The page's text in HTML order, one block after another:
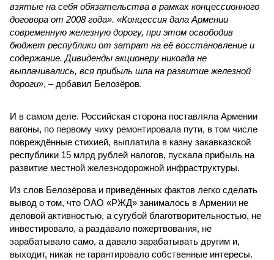
взятые на себя обязательства в рамках концессионного
договора от 2008 года». «Концессия дала Армении
современную железную дорогу, при этом освободив
бюджет республики от затрат на её восстановление и
содержание. Дивиденды акционеру никогда не
выплачивались, вся прибыль шла на развитие железной
дороги», – добавил Белозёров.
И в самом деле. Российская сторона поставляла Армении
вагоны, по первому чиху ремонтировала пути, в том числе
повреждённые стихией, выплатила в казну закавказской
республики 15 млрд рублей налогов, пускала прибыль на
развитие местной железнодорожной инфраструктуры.
Из слов Белозёрова и приведённых фактов легко сделать
вывод о том, что ОАО «РЖД» занималось в Армении не
деловой активностью, а сугубой благотворительностью, не
инвестировало, а раздавало пожертвования, не
зарабатывало само, а давало зарабатывать другим и,
выходит, никак не гарантировало собственные интересы.